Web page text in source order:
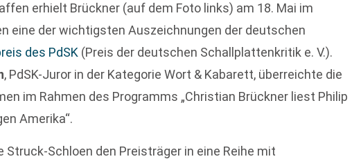
erhielt Brückner (auf dem Foto links) am 18. Mai im
eine der wichtigsten Auszeichnungen der deutschen
des PdSK (Preis der deutschen Schallplattenkritik e. V.).
, PdSK-Juror in der Kategorie Wort & Kabarett, überreichte die
im Rahmen des Programms „Christian Brückner liest Philip
Amerika“.
Struck-Schloen den Preisträger in eine Reihe mit